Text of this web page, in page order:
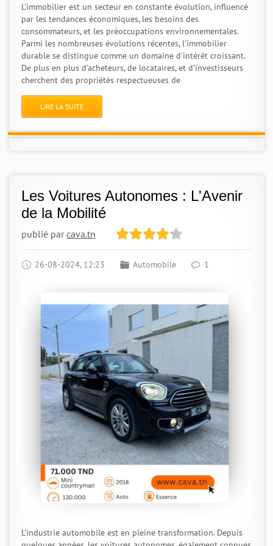
L'immobilier est un secteur en constante évolution, influencé
par les tendances économiques, les besoins des
consommateurs, et les préoccupations environnementales.
Parmi les nombreuses évolutions récentes, l'immobilier
durable se distingue comme un domaine d'intérêt croissant.
De plus en plus d'acheteurs, de locataires, et d'investisseurs
cherchent des propriétés respectueuses de
LIRE LA SUITE
Les Voitures Autonomes : L'Avenir
de la Mobilité
publié parcava.tn
26-08-2024, 12:23 Automobile 1
L'industrie automobile est en pleine transformation. Depuis